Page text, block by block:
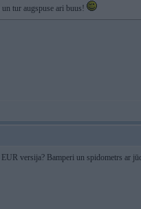
tur augspuse ari buus!
versija? Bamperi un spidometrs ar